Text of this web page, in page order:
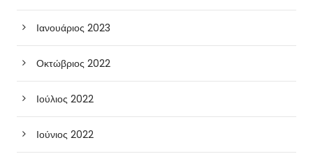
Ιανουάριος 2023
Οκτώβριος 2022
Ιούλιος 2022
Ιούνιος 2022